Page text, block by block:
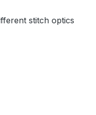
stitch optics